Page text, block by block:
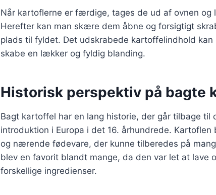
Når kartoflerne er færdige, tages de ud af ovnen og
Herefter kan man skære dem åbne og forsigtigt
plads til fyldet. Det udskrabede kartoffelindhold
skabe en lækker og fyldig blanding.
Historisk perspektiv på bagte
Bagt kartoffel har en lang historie, der går tilbage
introduktion i Europa i det 16. århundrede.
og nærende fødevare, der kunne tilberedes på
blev en favorit blandt mange, da den var let at lave
forskellige ingredienser.